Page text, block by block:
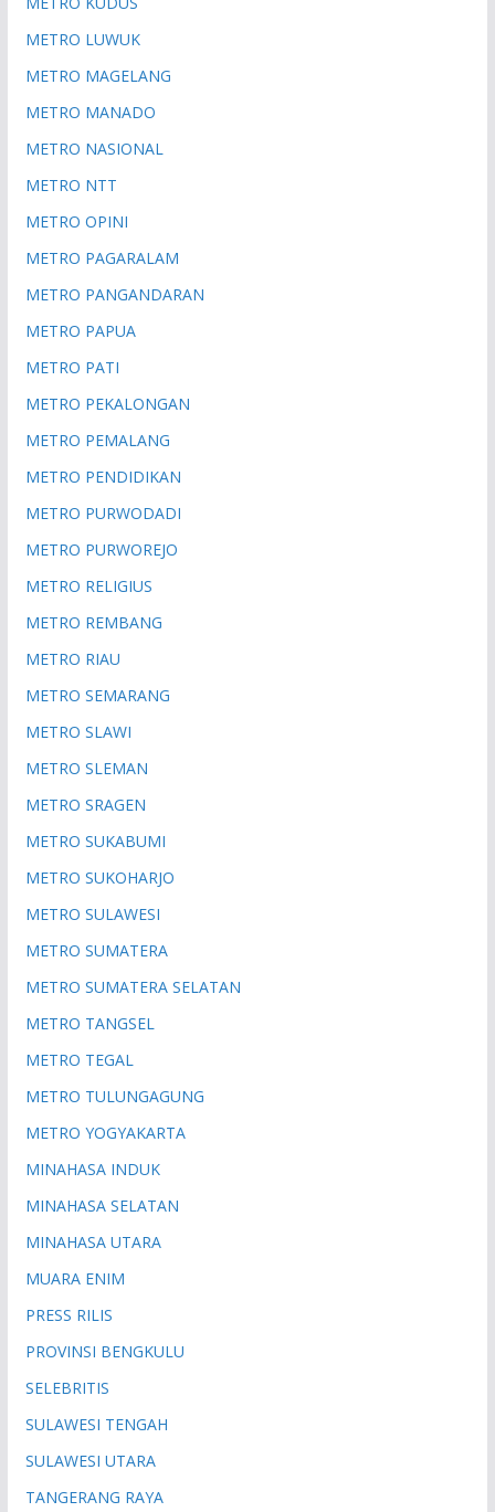
METRO LUWUK
METRO MAGELANG
METRO MANADO
METRO NASIONAL
METRO NTT
METRO OPINI
METRO PAGARALAM
METRO PANGANDARAN
METRO PAPUA
METRO PATI
METRO PEKALONGAN
METRO PEMALANG
METRO PENDIDIKAN
METRO PURWODADI
METRO PURWOREJO
METRO RELIGIUS
METRO REMBANG
METRO RIAU
METRO SEMARANG
METRO SLAWI
METRO SLEMAN
METRO SRAGEN
METRO SUKABUMI
METRO SUKOHARJO
METRO SULAWESI
METRO SUMATERA
METRO SUMATERA SELATAN
METRO TANGSEL
METRO TEGAL
METRO TULUNGAGUNG
METRO YOGYAKARTA
MINAHASA INDUK
MINAHASA SELATAN
MINAHASA UTARA
MUARA ENIM
PRESS RILIS
PROVINSI BENGKULU
SELEBRITIS
SULAWESI TENGAH
SULAWESI UTARA
TANGERANG RAYA